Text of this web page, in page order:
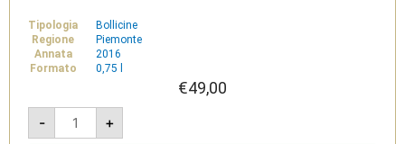
Tipologia
Bollicine
Regione
Piemonte
Annata
2016
Formato
0,75 l
€49,00
-
Spumante
Metodo
Classico
+